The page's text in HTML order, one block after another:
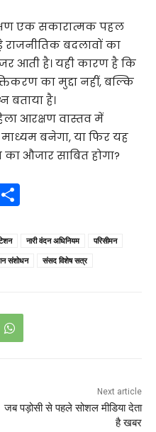
एक सकारात्मक पहल
बदलावों का
आती है। यही कारण है कि
का मुद्दा नहीं, बल्कि
बताया है।
आरक्षण वास्तव में
बनेगा, या फिर यह
औजार साबित होगा?
ar
e
नारी वंदन अधिनियम
परिसीमन
संशोधन संसद विशेष सत्र
Next article
जब पड़ोसी से पहले सोशल मीडिया देता
है खबर